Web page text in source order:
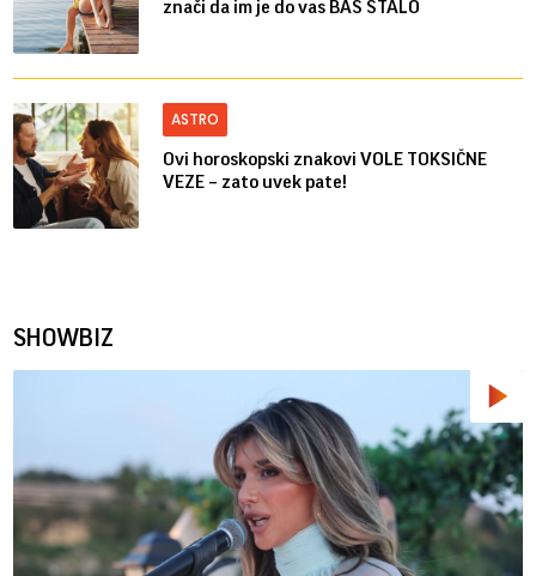
znači da im je do vas BAŠ STALO
ASTRO
Ovi horoskopski znakovi VOLE TOKSIČNE
VEZE – zato uvek pate!
SHOWBIZ